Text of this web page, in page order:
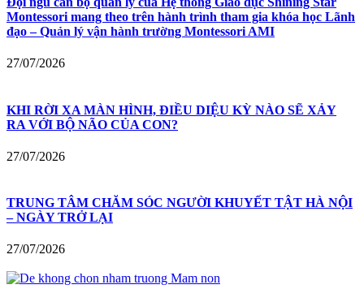
Montessori mang theo trên hành trình tham gia khóa học Lãnh
đạo – Quản lý vận hành trường Montessori AMI
27/07/2026
KHI RỜI XA MÀN HÌNH, ĐIỀU DIỆU KỲ NÀO SẼ XẢY
RA VỚI BỘ NÃO CỦA CON?
27/07/2026
TRUNG TÂM CHĂM SÓC NGƯỜI KHUYẾT TẬT HÀ NỘI
– NGÀY TRỞ LẠI
27/07/2026